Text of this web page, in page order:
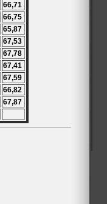
66,71
66,75
65,87
67,53
67,78
67,41
67,59
66,82
67,87